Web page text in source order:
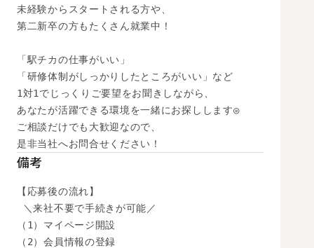
未経験からスタートされる方や、
第二新卒の方もたくさん就業中！
「駅チカの仕事がいい」
「研修体制がしっかりしたところがいい」など
1対1でじっくりご要望をお聞きしながら、
あなたが活躍できる環境を一緒にお探しします◎
ご相談だけでも大歓迎なので、
是非当社へお問合せください！
備考
【応募後の流れ】
＼来社不要で手続きが可能／
（1）マイページ開設
（2）会員情報の登録